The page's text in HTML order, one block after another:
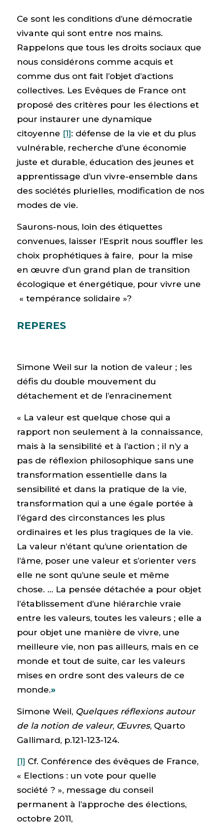
Ce sont les conditions d’une démocratie
vivante qui sont entre nos mains.
Rappelons que tous les droits sociaux que
nous considérons comme acquis et
comme dus ont fait l’objet d’actions
collectives. Les Evêques de France ont
proposé des critères pour les élections et
pour instaurer une dynamique
citoyenne [1]: défense de la vie et du plus
vulnérable, recherche d’une économie
juste et durable, éducation des jeunes et
apprentissage d’un vivre-ensemble dans
des sociétés plurielles, modification de nos
modes de vie.
Saurons-nous, loin des étiquettes
convenues, laisser l’Esprit nous souffler les
choix prophétiques à faire, pour la mise
en œuvre d’un grand plan de transition
écologique et énergétique, pour vivre une
« tempérance solidaire »?
REPERES
Simone Weil sur la notion de valeur ; les
défis du double mouvement du
détachement et de l’enracinement
« La valeur est quelque chose qui a
rapport non seulement à la connaissance,
mais à la sensibilité et à l’action ; il n’y a
pas de réflexion philosophique sans une
transformation essentielle dans la
sensibilité et dans la pratique de la vie,
transformation qui a une égale portée à
l’égard des circonstances les plus
ordinaires et les plus tragiques de la vie.
La valeur n’étant qu’une orientation de
l’âme, poser une valeur et s’orienter vers
elle ne sont qu’une seule et même
chose. … La pensée détachée a pour objet
l’établissement d’une hiérarchie vraie
entre les valeurs, toutes les valeurs ; elle a
pour objet une manière de vivre, une
meilleure vie, non pas ailleurs, mais en ce
monde et tout de suite, car les valeurs
mises en ordre sont des valeurs de ce
monde.»
Simone Weil, Quelques réflexions autour
de la notion de valeur, Œuvres, Quarto
Gallimard, p.121-123-124.
[1] Cf. Conférence des évêques de France,
« Elections : un vote pour quelle
société ? », message du conseil
permanent à l’approche des élections,
octobre 2011,